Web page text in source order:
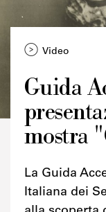
Video
Guida
mostra
La Guida
Italiana dei